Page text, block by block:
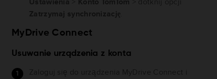
MyDrive Connect
Usuwanie urządzenia z konta